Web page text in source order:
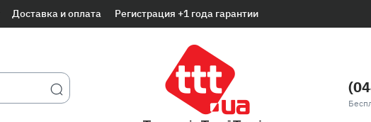
Доставка и оплата Регистрация +1 года гарантии